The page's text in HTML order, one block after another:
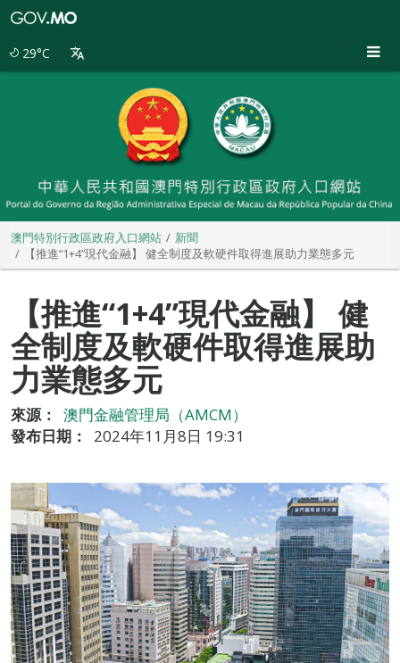
29°C
澳門特別行政區政府入口網站
新聞
【推進“1+4”現代金融】 健全制度及軟硬件取得進展助力業態多元
【推進“1+4”現代金融】 健
全制度及軟硬件取得進展助
力業態多元
來源：
澳門金融管理局（AMCM）
發布日期：
2024年11月8日 19:31